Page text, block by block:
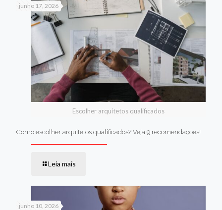
Escolher arquitetos qualificados
junho 17, 2026
Como escolher arquitetos qualificados? Veja 9 recomendações!
Leia mais
junho 10, 2026